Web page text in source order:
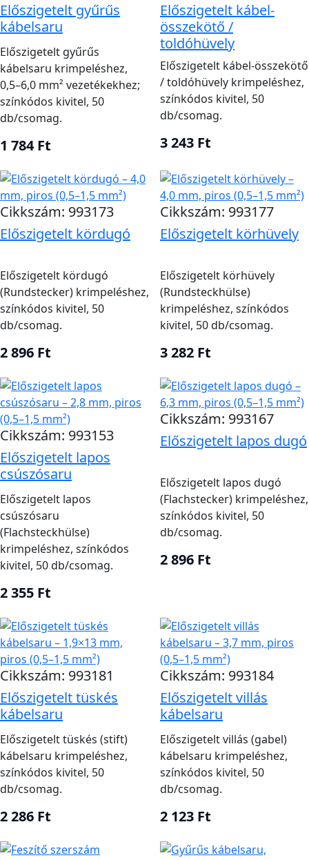
Préselés, rögzítés és
kábelvédelem
Minden áramkört áramtalaníts szerelés előtt, és az
energiaforrás közelében alkalmazz megfelelő
túláramvédelmet. A kábel ne feküdjön éles peremen,
forró kipufogón, üzemanyagcsövön vagy mozgó
szerkezeten. Rögzítsd rendszeres távolságban, és
hagyj szervizhosszt feszítés nélkül. Első terheléskor
mérj feszültségesést, majd ellenőrizd a sarukat és
blokkokat melegedésre. Sérült vagy zöldre korrodált
sodratot vágj vissza ép részig vagy cserélj.
Kapcsolódó kategóriák
A kábelrendszerhez válassz akkumulátorsarut,
biztosítékot ,deck átvezetőt ésfedélzeti csatlakozót
Elosztáshoz a kapcsolótáblákkapcsolódnak.
Előszigetelt gyűrűs
kábelsaru
Előszigetelt gyűrűs
kábelsaru krimpeléshez,
0,5–6,0 mm² vezetékekhez;
színkódos kivitel, 50
db/csomag.
1 784 Ft
Előszigetelt kábel-
összekötő /
toldóhüvely
Előszigetelt kábel-összekötő
/ toldóhüvely krimpeléshez,
színkódos kivitel, 50
db/csomag.
3 243 Ft
Cikkszám: 993173
Előszigetelt kördugó
Előszigetelt kördugó
(Rundstecker) krimpeléshez,
színkódos kivitel, 50
db/csomag.
2 896 Ft
Cikkszám: 993177
Előszigetelt körhüvely
Előszigetelt körhüvely
(Rundsteckhülse)
krimpeléshez, színkódos
kivitel, 50 db/csomag.
3 282 Ft
Cikkszám: 993153
Előszigetelt lapos
csúszósaru
Előszigetelt lapos
csúszósaru
(Flachsteckhülse)
krimpeléshez, színkódos
kivitel, 50 db/csomag.
2 355 Ft
Cikkszám: 993167
Előszigetelt lapos dugó
Előszigetelt lapos dugó
(Flachstecker) krimpeléshez,
színkódos kivitel, 50
db/csomag.
2 896 Ft
Cikkszám: 993181
Előszigetelt tüskés
kábelsaru
Előszigetelt tüskés (stift)
kábelsaru krimpeléshez,
színkódos kivitel, 50
db/csomag.
2 286 Ft
Cikkszám: 993184
Előszigetelt villás
kábelsaru
Előszigetelt villás (gabel)
kábelsaru krimpeléshez,
színkódos kivitel, 50
db/csomag.
2 123 Ft